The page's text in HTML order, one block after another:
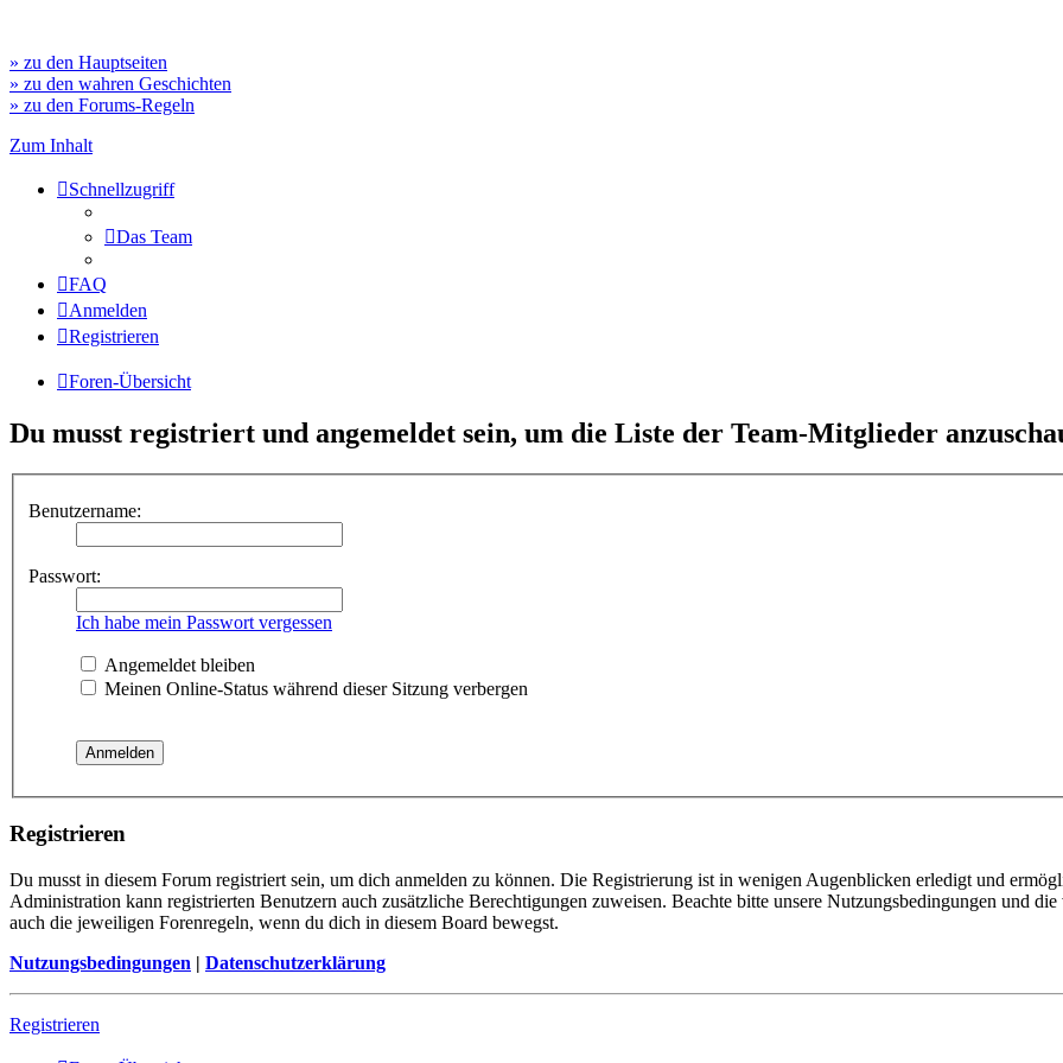
» zu den Hauptseiten
» zu den wahren Geschichten
» zu den Forums-Regeln
Zum Inhalt
Schnellzugriff
Das Team
FAQ
Anmelden
Registrieren
Foren-Übersicht
Du musst registriert und angemeldet sein, um die Liste der Team-Mitglieder
Benutzername:
Passwort:
Ich habe mein Passwort vergessen
Angemeldet bleiben
Meinen Online-Status während dieser Sitzung verbergen
Registrieren
Du musst in diesem Forum registriert sein, um dich anmelden zu können. Die Registrierung ist in wenigen Augenblicken erledigt und
Administration kann registrierten Benutzern auch zusätzliche Berechtigungen zuweisen. Beachte bitte unsere Nutzungsbedingungen und
auch die jeweiligen Forenregeln, wenn du dich in diesem Board bewegst.
Nutzungsbedingungen | Datenschutzerklärung
Registrieren